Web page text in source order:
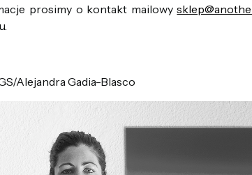
prosimy o kontakt mailowy
Alejandra Gadia-Blasco